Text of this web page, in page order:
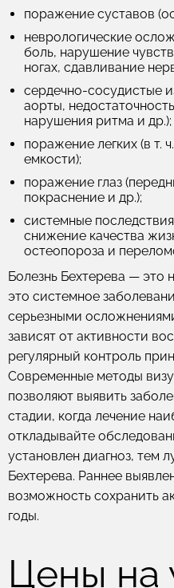
поражение суставов
неврологические
боль, нарушение
ногах, сдавливание
сердечно-сосудистые
аорты,
нарушения ритма и др.);
поражение легких (в т.
емкости);
поражение глаз
покраснение и др.);
системные
снижение качества
остеопороза и
Болезнь Бехтерева — это
это системное
серьезными
зависят от активности
регулярный контроль
Современные методы
позволяют выявить
стадии, когда лечение
откладывайте
установлен диагноз, тем
Бехтерева. Раннее
возможность сохранить
годы.
Цены на